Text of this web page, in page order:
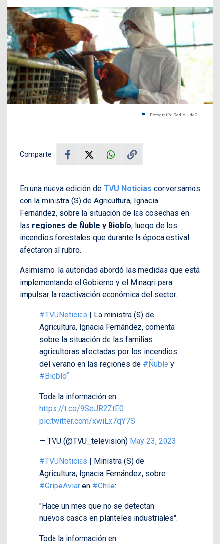
Fotografía: Radio UdeC
Comparte
En una nueva edición de TVU Noticias conversamos
con la ministra (S) de Agricultura, Ignacia
Fernández, sobre la situación de las cosechas en
las regiones de Ñuble y Biobío, luego de los
incendios forestales que durante la época estival
afectaron al rubro.
Asimismo, la autoridad abordó las medidas que está
implementando el Gobierno y el Minagri para
impulsar la reactivación económica del sector.
#TVUNoticias | La ministra (S) de
Agricultura, Ignacia Fernández, comenta
sobre la situación de las familias
agricultoras afectadas por los incendios
del verano en las regiones de #Ñuble y
#Biobío“
Toda la información en
https://t.co/9SeJR2ZtE0
pic.twitter.com/xwiLx7qY7S
— TVU (@TVU_television) May 23, 2023
#TVUNoticias | Ministra (S) de
Agricultura, Ignacia Fernández, sobre
#GripeAviar en #Chile:
"Hace un mes que no se detectan
nuevos casos en planteles industriales".
Toda la información en